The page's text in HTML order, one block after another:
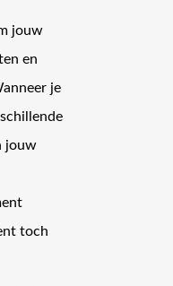
jouw
en
je
jouw
toch